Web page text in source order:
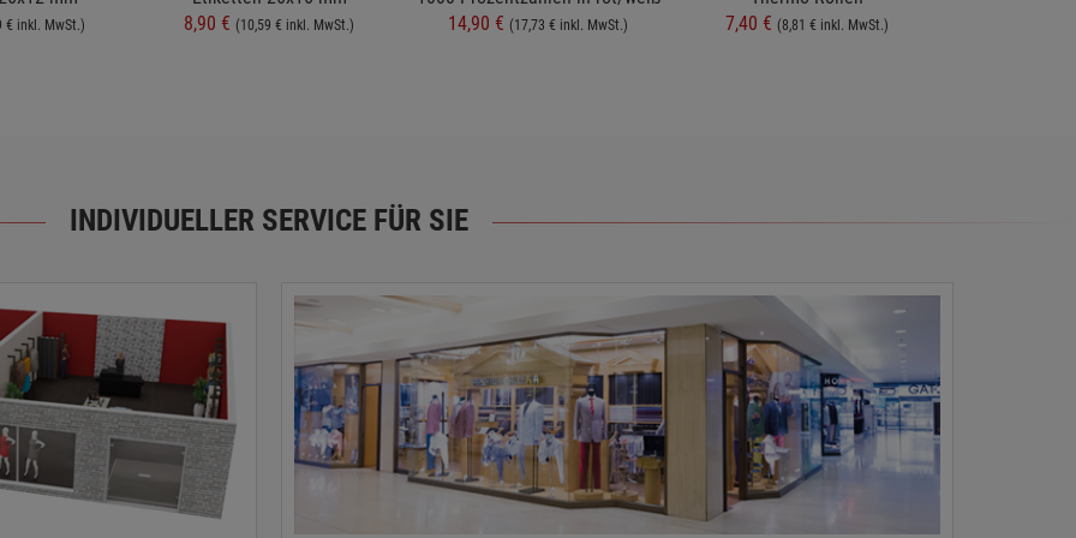
€ inkl. MwSt.)
8,90 € (10,59 € inkl. MwSt.)
14,90 € (17,73 € inkl. MwSt.)
7,40 € (8,81 € inkl. MwSt.)
INDIVIDUELLER SERVICE FÜR SIE